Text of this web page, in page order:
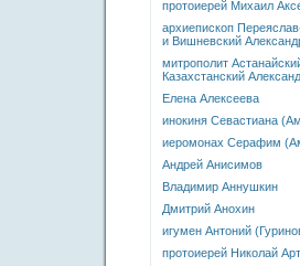
протоиерей Михаил
архиепископ
и Вишневский
митрополит
Казахстанский
Елена Алексеева
инокиня Севастиана
иеромонах Серафим
Андрей Анисимов
Владимир Аннушкин
Дмитрий Анохин
игумен Антоний
протоиерей Николай